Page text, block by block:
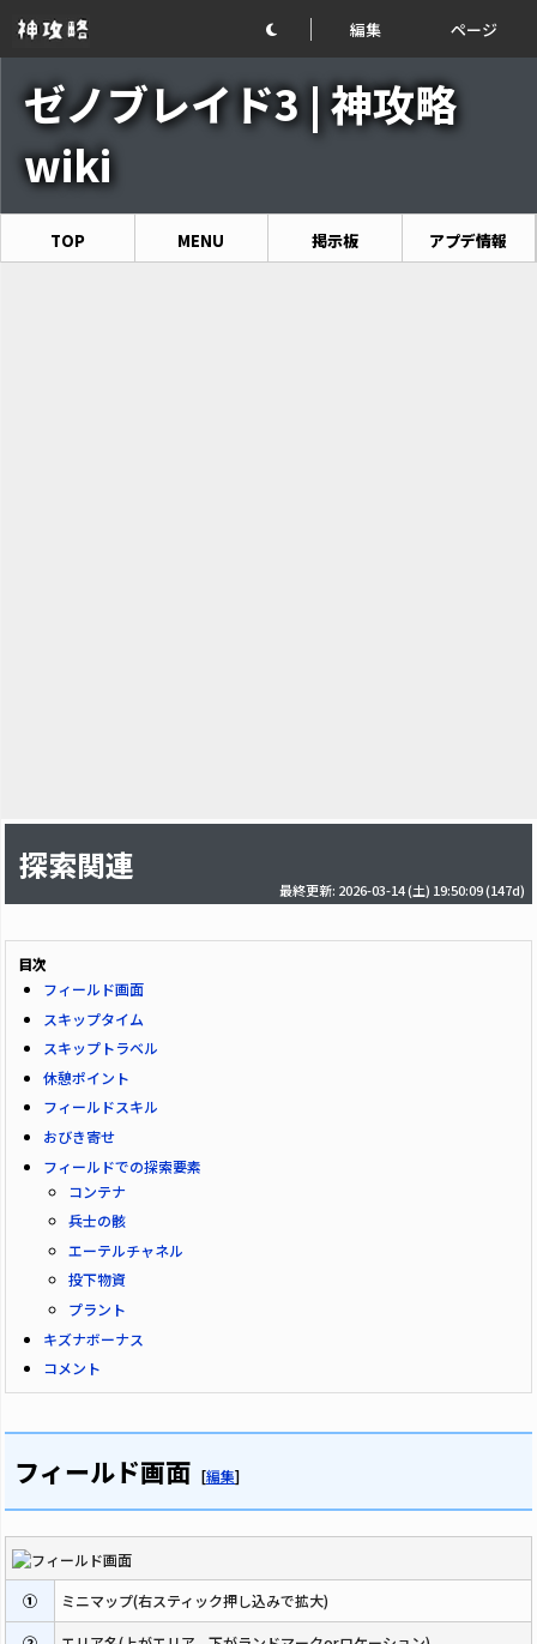
編集 ページ
ゼノブレイド3 | 神攻略
wiki
TOP MENU 掲示板 アプデ情報
探索関連
最終更新: 2026-03-14 (土) 19:50:09(147d)
目次
フィールド画面
スキップタイム
スキップトラベル
休憩ポイント
フィールドスキル
おびき寄せ
フィールドでの探索要素
コンテナ
兵士の骸
エーテルチャネル
投下物資
プラント
キズナボーナス
コメント
フィールド画面 [編集]
① ミニマップ(右スティック押し込みで拡大)